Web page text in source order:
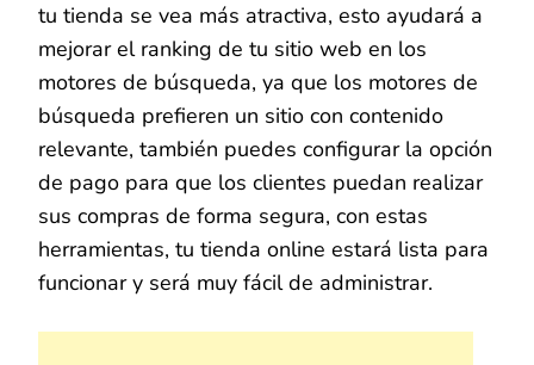
tu tienda se vea más atractiva, esto ayudará a
mejorar el ranking de tu sitio web en los
motores de búsqueda, ya que los motores de
búsqueda prefieren un sitio con contenido
relevante, también puedes configurar la opción
de pago para que los clientes puedan realizar
sus compras de forma segura, con estas
herramientas, tu tienda online estará lista para
funcionar y será muy fácil de administrar.